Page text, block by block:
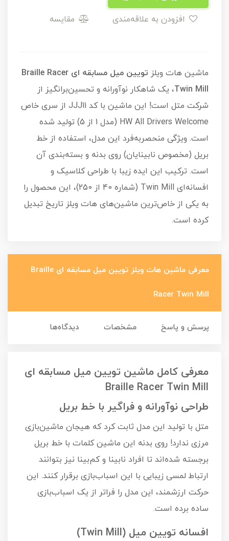
مقایسه
ماشین هات ویلز
تویین میل مسابقه ای Braille Racer
Twin Mill، یک شاهکار نوآورانه و تحسین‌برانگیز از
شرکت متل است! این ماشین با کد JJJ11 از سری خاص
HW All Drivers Welcome (مدل 1 از 5) تولید شده
است. ویژگی منحصربه‌فرد این مدل، استفاده از خط
بریل (مخصوص نابینایان) روی بدنه و بسته‌بندی آن
است. ترکیب این ایده زیبا با طراحی کلاسیک و
افسانه‌ای Twin Mill (شماره 40 از 250)، این محصول را
به یکی از خاص‌ترین ماشین‌های هات ویلز تاریخ تبدیل
کرده است.
معرفی ماشین هات ویلز تویین میل مسابقه ای Braille
Racer Twin Mill
پرسش و پاسخ مشخصات دیدگاه‌ها
معرفی کامل ماشین تویین میل مسابقه ای
Braille Racer Twin Mill
طراحی نوآورانه و فراگیر با خط بریل
متل با تولید این مدل ثابت کرد که هیجان ماشین‌بازی
مرزی ندارد! روی بدنه این ماشین کلمات با خط بریل
برجسته شده‌اند تا افراد نابینا و کم‌بینا نیز بتوانند
ارتباط لمسی زیبایی با این اسباب‌بازی برقرار کنند. این
حرکت ارزشمند، این مدل را فراتر از یک اسباب‌بازی
ساده برده است.
افسانه تویین میل (Twin Mill)